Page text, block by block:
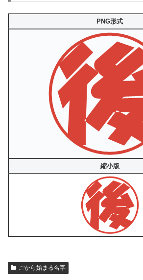
PNG形式
縮小版
ごから始まる名字